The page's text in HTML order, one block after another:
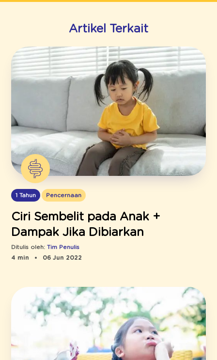
Artikel Terkait
1 Tahun Pencernaan
Ciri Sembelit pada Anak +
Dampak Jika Dibiarkan
Ditulis oleh: Tim Penulis
4 min
06 Jun 2022